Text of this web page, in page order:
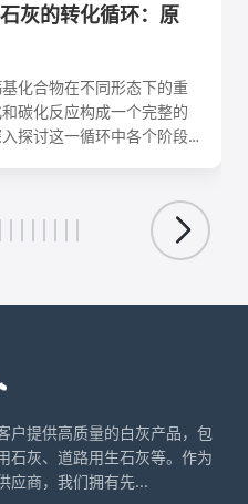
灰的转化循环：原
化合物在不同形态下的重
碳化反应构成一个完整的
探讨这一循环中各个阶段
资源可持续利用具有重要
户提供高质量的白灰产品，包
石灰、道路用生石灰等。作为
应商，我们拥有先...